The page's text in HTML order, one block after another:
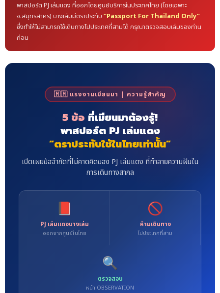
พาสปอร์ต PJ เล่มแดง ที่ออกโดยศูนย์บริการในประเทศไทย (โดยเฉพาะ
จ.สมุทรสาคร) บางเล่มมีตราประทับ “Passport For Thailand Only”
ซึ่งทำให้ไม่สามารถใช้เดินทางไปประเทศที่สามได้ กรุณาตรวจสอบเล่มของท่าน
ก่อน
🇲🇲 แรงงานเมียนมา | ความรู้สำคัญ
5 ข้อ ที่เมียนมาต้องรู้!
พาสปอร์ต PJ เล่มแดง
“ตราประทับใช้ในไทยเท่านั้น”
เปิดเผยข้อจำกัดที่ไม่คาดคิดของ PJ เล่มแดง ที่ทำลายความฝันใน
การเดินทางสากล
PJ เล่มแดงบางเล่ม
ออกจากศูนย์ในไทย
🚫
ห้ามเดินทาง
ไปประเทศที่สาม
🔍
ตรวจสอบ
หน้า OBSERVATION